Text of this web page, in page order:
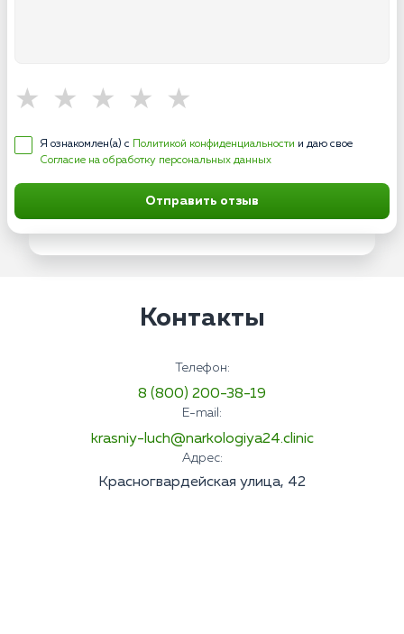
Я ознакомлен(а) с Политикой конфиденциальности и даю свое
Согласие на обработку персональных данных
Отправить отзыв
Контакты
Телефон:
8 (800) 200-38-19
E-mail:
krasniy-luch@narkologiya24.clinic
Адрес:
Красногвардейская улица, 42